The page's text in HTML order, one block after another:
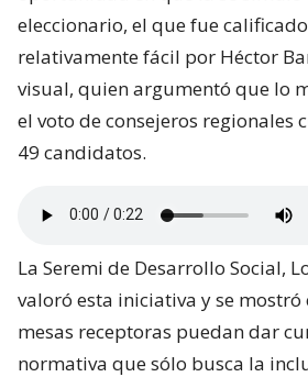
eleccionario, el que fue
relativamente fácil por Héctor
visual, quien argumentó que lo
el voto de consejeros regionales
49 candidatos.
La Seremi de Desarrollo Social,
valoró esta iniciativa y se mostró
mesas receptoras puedan dar
normativa que sólo busca la